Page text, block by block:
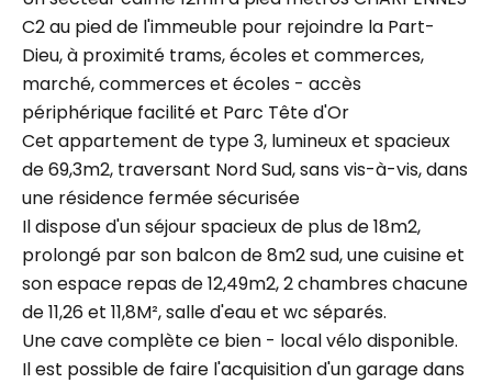
C2 au pied de l'immeuble pour rejoindre la Part-
Dieu, à proximité trams, écoles et commerces,
marché, commerces et écoles - accès
périphérique facilité et Parc Tête d'Or
Cet appartement de type 3, lumineux et spacieux
de 69,3m2, traversant Nord Sud, sans vis-à-vis, dans
une résidence fermée sécurisée
Il dispose d'un séjour spacieux de plus de 18m2,
prolongé par son balcon de 8m2 sud, une cuisine et
son espace repas de 12,49m2, 2 chambres chacune
de 11,26 et 11,8M², salle d'eau et wc séparés.
Une cave complète ce bien - local vélo disponible.
Il est possible de faire l'acquisition d'un garage dans